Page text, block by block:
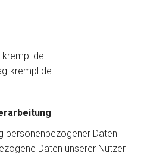
krempl.de
krempl.de
personenbezogener Daten
Daten unserer Nutzer